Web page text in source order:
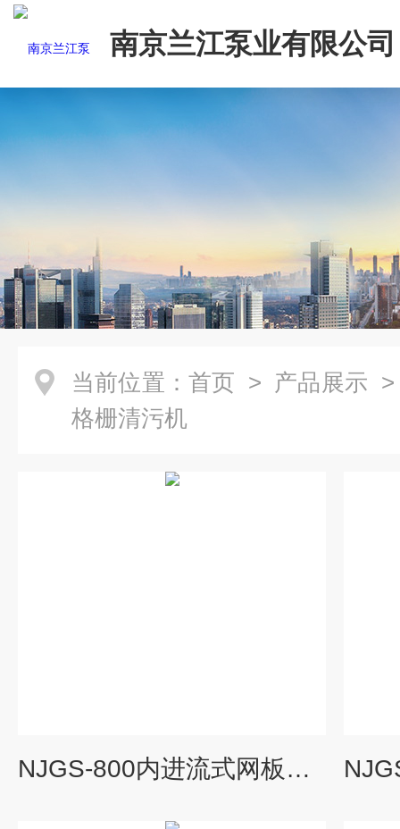
南京兰江泵业有限公司
当前位置： 首页 > 产品展示
格栅清污机
NJGS-800内进流式网板细格栅 格栅除污机